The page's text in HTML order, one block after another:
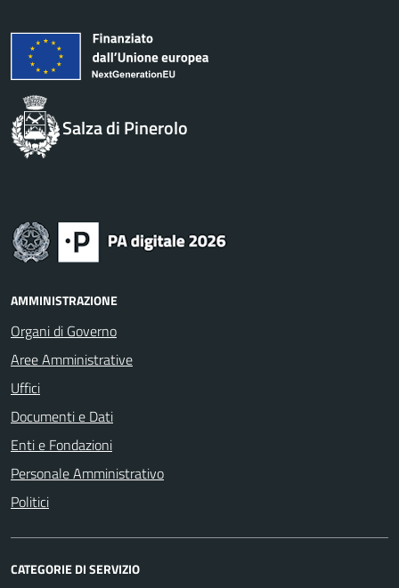
Salza di Pinerolo
AMMINISTRAZIONE
Organi di Governo
Aree Amministrative
Uffici
Documenti e Dati
Enti e Fondazioni
Personale Amministrativo
Politici
CATEGORIE DI SERVIZIO